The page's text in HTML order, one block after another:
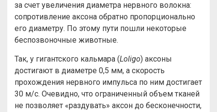
за счет увеличения диаметра нервного волокна:
сопротивление аксона обратно пропорционально
его диаметру. По этому пути пошли некоторые
беспозвоночные животные.
Так, у гигантского кальмара (Loligo) аксоны
достигают в диаметре 0,5 мм, а скорость
прохождения нервного импульса по ним достигает
30 м/с. Очевидно, что ограниченный объем тканей
не позволяет «раздувать» аксон до бесконечности,